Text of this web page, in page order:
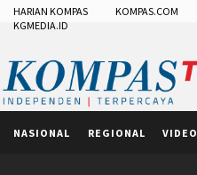
HARIAN KOMPAS KOMPAS.COM
KGMEDIA.ID
NASIONAL REGIONAL VIDEO